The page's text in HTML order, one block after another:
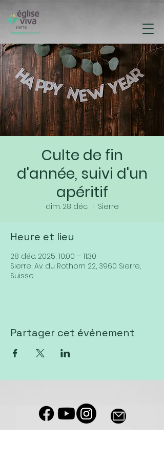
Culte de fin
d'année, suivi d'un
apéritif
dim. 28 déc.
  |
Sierre
Heure et lieu
28 déc. 2025, 10:00 – 11:30
Sierre, Av. du Rothorn 22, 3960 Sierre,
Suisse
Partager cet événement